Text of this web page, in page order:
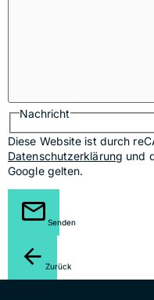
Nachricht
Diese Website ist durch
Datenschutzerklärung und
Google gelten.
Senden
Zurück